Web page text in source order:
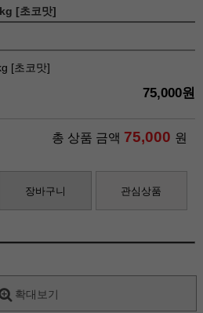
[초코맛]
[초코맛]
75,000원
총 상품 금액 75,000 원
장바구니 관심상품
확대보기